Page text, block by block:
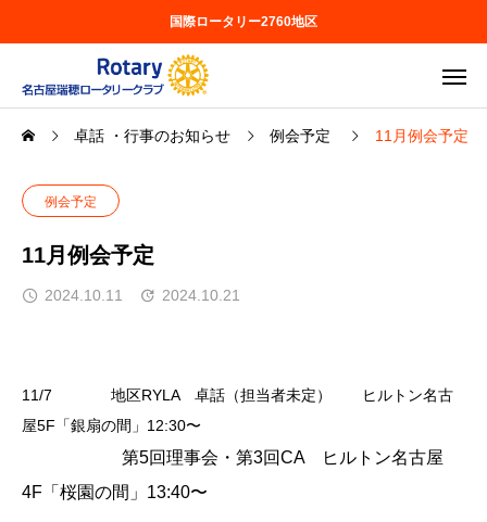
国際ロータリー2760地区
卓話 ・行事のお知らせ 例会予定 11月例会予定
例会予定
11月例会予定
2024.10.11 2024.10.21
11/7 地区RYLA卓話（担当者未定） ヒルトン名古
屋5F 「銀扇の間」 12:30〜
第5回理事会・第3回CAヒルトン名古屋
4F 「桜園の間」 13:40〜